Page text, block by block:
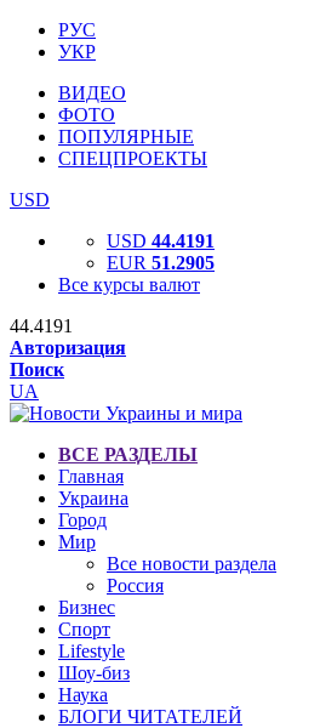
РУС
УКР
ВИДЕО
ФОТО
ПОПУЛЯРНЫЕ
СПЕЦПРОЕКТЫ
USD
USD 44.4191
EUR 51.2905
Все курсы валют
44.4191
Авторизация
Поиск
UA
ВСЕ РАЗДЕЛЫ
Главная
Украина
Город
Мир
Все новости раздела
Россия
Бизнес
Спорт
Lifestyle
Шоу-биз
Наука
БЛОГИ ЧИТАТЕЛЕЙ